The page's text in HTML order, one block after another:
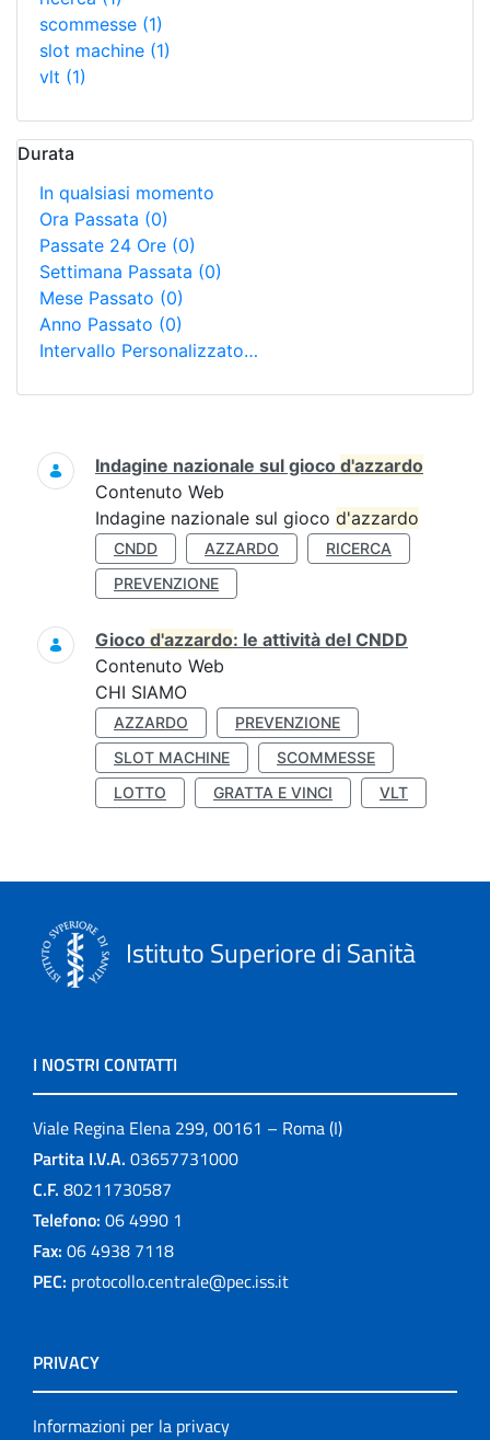
scommesse (1)
slot machine (1)
vlt (1)
Durata
In qualsiasi momento
Ora Passata (0)
Passate 24 Ore (0)
Settimana Passata (0)
Mese Passato (0)
Anno Passato (0)
Intervallo Personalizzato…
Ricerca
Indagine nazionale sul gioco d'azzardo
Contenuto Web
Indagine nazionale sul gioco d'azzardo
CNDD AZZARDO
RICERCA
PREVENZIONE
Gioco d'azzardo: le attività del CNDD
Contenuto Web
CHI SIAMO
AZZARDO
PREVENZIONE
SLOT MACHINE
SCOMMESSE
LOTTO
GRATTA E VINCI VLT
Istituto Superiore di Sanità
I NOSTRI CONTATTI
Viale Regina Elena 299, 00161 – Roma (I)
Partita I.V.A. 03657731000
C.F. 80211730587
Telefono: 06 4990 1
Fax: 06 4938 7118
PEC: protocollo.centrale@pec.iss.it
PRIVACY
Informazioni per la privacy